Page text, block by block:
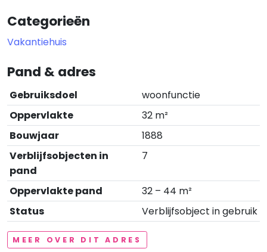
Categorieën
Vakantiehuis
Pand & adres
Gebruiksdoel
woonfunctie
Oppervlakte
32 m²
Bouwjaar
1888
Verblijfsobjecten in
pand
7
Oppervlakte pand
32 – 44 m²
Status
Verblijfsobject in gebruik
MEER OVER DIT ADRES